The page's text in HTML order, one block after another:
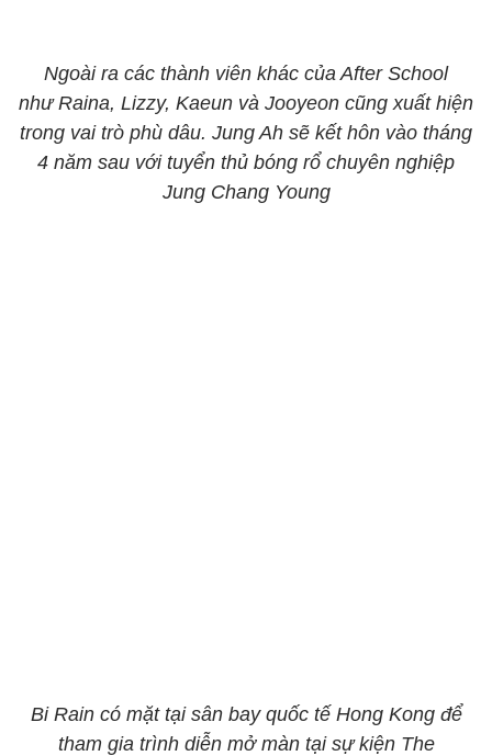
Ngoài ra các thành viên khác của After School
như Raina, Lizzy, Kaeun và Jooyeon cũng xuất hiện
trong vai trò phù dâu. Jung Ah sẽ kết hôn vào tháng
4 năm sau với tuyển thủ bóng rổ chuyên nghiệp
Jung Chang Young
Bi Rain có mặt tại sân bay quốc tế Hong Kong để
tham gia trình diễn mở màn tại sự kiện The